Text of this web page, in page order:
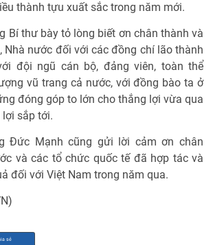
thành tựu xuất sắc trong năm mới.
Bí thư bày tỏ lòng biết ơn chân thành và
Nhà nước đối với các đồng chí lão thành
đội ngũ cán bộ, đảng viên, toàn thể
vũ trang cả nước, với đồng bào ta ở
đóng góp to lớn cho thắng lợi vừa qua
sắp tới.
Đức Mạnh cũng gửi lời cảm ơn chân
và các tổ chức quốc tế đã hợp tác và
đối với Việt Nam trong năm qua.